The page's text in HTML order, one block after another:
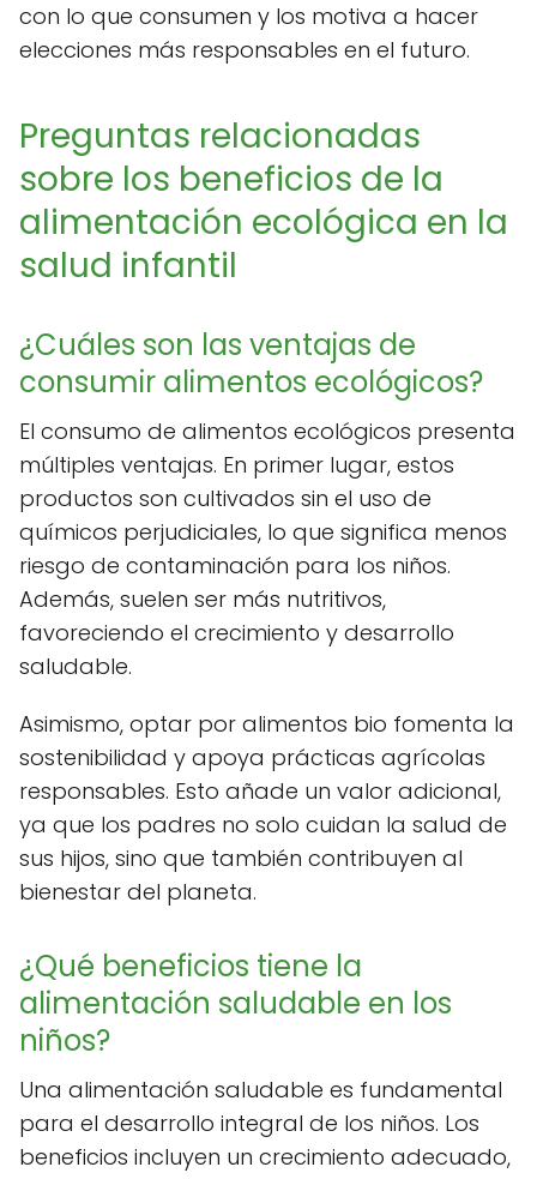
con lo que consumen y los motiva a hacer
elecciones más responsables en el futuro.
Preguntas relacionadas
sobre los beneficios de la
alimentación ecológica en la
salud infantil
¿Cuáles son las ventajas de
consumir alimentos ecológicos?
El consumo de alimentos ecológicos presenta
múltiples ventajas. En primer lugar, estos
productos son cultivados sin el uso de
químicos perjudiciales, lo que significa menos
riesgo de contaminación para los niños.
Además, suelen ser más nutritivos,
favoreciendo el crecimiento y desarrollo
saludable.
Asimismo, optar por alimentos bio fomenta la
sostenibilidad y apoya prácticas agrícolas
responsables. Esto añade un valor adicional,
ya que los padres no solo cuidan la salud de
sus hijos, sino que también contribuyen al
bienestar del planeta.
¿Qué beneficios tiene la
alimentación saludable en los
niños?
Una alimentación saludable es fundamental
para el desarrollo integral de los niños. Los
beneficios incluyen un crecimiento adecuado,